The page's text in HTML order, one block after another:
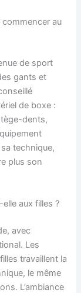
au
de sport
gants et
de boxe :
dents,
technique,
plus son
aux filles ?
avec
Les
travaillent la
le même
L’ambiance